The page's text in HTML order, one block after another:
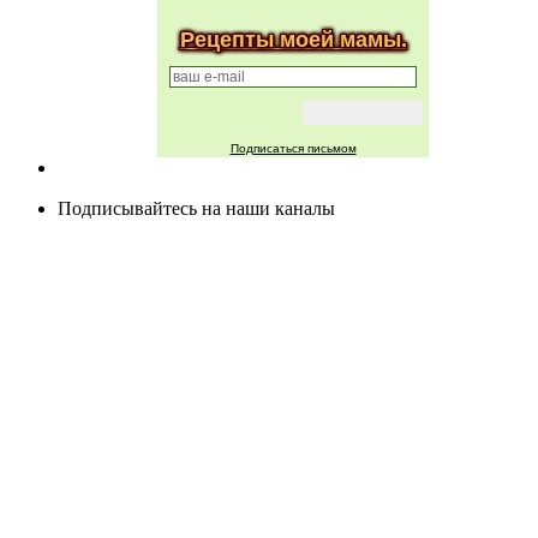
Рецепты моей мамы.
Подписаться письмом
Подписывайтесь на наши каналы